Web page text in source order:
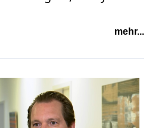
mehr...